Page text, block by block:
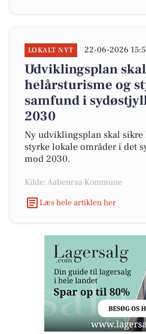
LOKALT NYT 22-06-2026
Udviklingsplan
helårsturisme og
samfund i
2030
Ny udviklingsplan skal
styrke lokale områder i det
mod 2030.
Kilde: Aabenraa Kommune
Læs hele artiklen her